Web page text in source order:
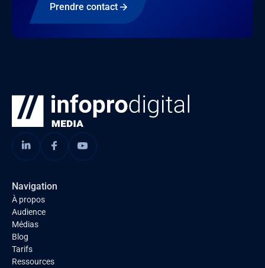
Prendre contact
Navigation
À propos
Audience
Médias
Blog
Tarifs
Ressources